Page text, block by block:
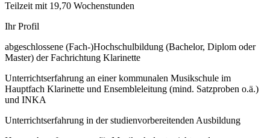
Teilzeit mit 19,70 Wochenstunden
Ihr Profil
abgeschlossene (Fach-)Hochschulbildung (Bachelor, Diplom oder
Master) der Fachrichtung Klarinette
Unterrichtserfahrung an einer kommunalen Musikschule im
Hauptfach Klarinette und Ensembleleitung (mind. Satzproben o.ä.)
und INKA
Unterrichtserfahrung in der studienvorbereitenden Ausbildung